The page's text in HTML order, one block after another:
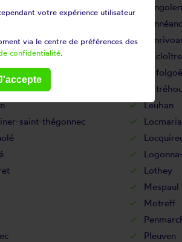
Langolen
pleyben
Le
Le
kerhuon
Le tréhou
Leuhan
saint-thégonnec
Lothey
Mespaul
Motreff
Pleuven
votre expérience utilisateur
via le centre de préférences des
confidentialité